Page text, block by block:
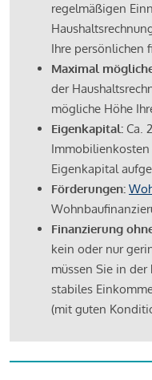
regelmäßigen
Ihre persönlichen
Maximal
der
mögliche Höhe
Eigenkapital: Ca.
Eigenkapital
Förderungen:
Finanzierung
kein oder nur
müssen Sie in
stabiles
(mit guten